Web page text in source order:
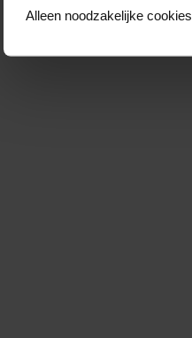
Alleen noodzakelijke cookies